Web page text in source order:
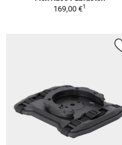
169,00 €1